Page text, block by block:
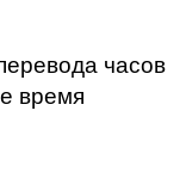
часов
время